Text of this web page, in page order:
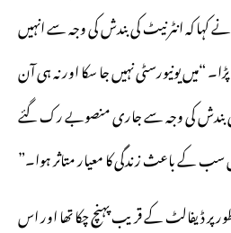
کہا کہ انٹرنیٹ کی بندش کی وجہ سے انہیں
“میں یونیورسٹی نہیں جا سکا اور نہ ہی آن
بندش کی وجہ سے جاری منصوبے رک گئے
سب کے باعث زندگی کا معیار متاثر ہوا۔”
طور پر ڈیفالٹ کے قریب پہنچ چکا تھا اور اس